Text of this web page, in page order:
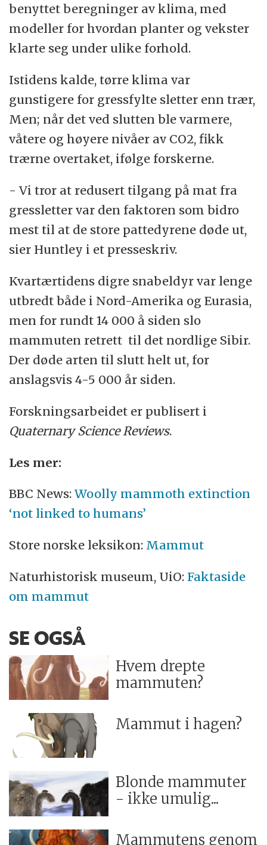
benyttet beregninger av klima, med
modeller for hvordan planter og vekster
klarte seg under ulike forhold.
Istidens kalde, tørre klima var
gunstigere for gressfylte sletter enn trær,
Men; når det ved slutten ble varmere,
våtere og høyere nivåer av CO2, fikk
trærne overtaket, ifølge forskerne.
- Vi tror at redusert tilgang på mat fra
gressletter var den faktoren som bidro
mest til at de store pattedyrene døde ut,
sier Huntley i et presseskriv.
Kvartærtidens digre snabeldyr var lenge
utbredt både i Nord-Amerika og Eurasia,
men for rundt 14 000 å siden slo
mammuten retrett til det nordlige Sibir.
Der døde arten til slutt helt ut, for
anslagsvis 4-5 000 år siden.
Forskningsarbeidet er publisert i
Quaternary Science Reviews.
Les mer:
BBC News:Woolly mammoth extinction
‘not linked to humans’
Store norske leksikon: Mammut
Naturhistorisk museum, UiO:Faktaside
om mammut
SE OGSÅ
Hvem drepte
mammuten?
Mammut i hagen?
Blonde mammuter
- ikke umulig...
Mammutens genom